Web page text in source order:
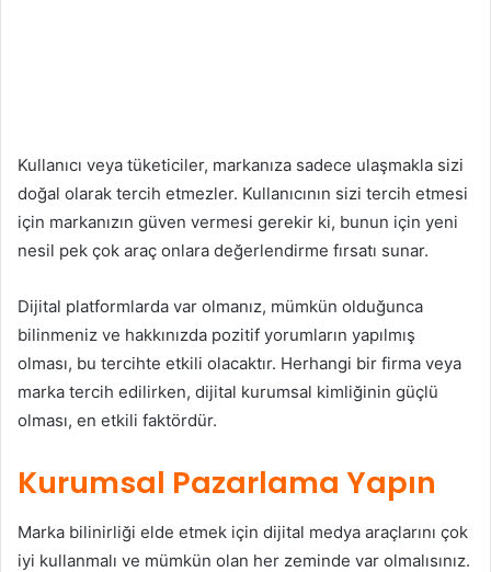
Kullanıcı veya tüketiciler, markanıza sadece ulaşmakla sizi
doğal olarak tercih etmezler. Kullanıcının sizi tercih etmesi
için markanızın güven vermesi gerekir ki, bunun için yeni
nesil pek çok araç onlara değerlendirme fırsatı sunar.
Dijital platformlarda var olmanız, mümkün olduğunca
bilinmeniz ve hakkınızda pozitif yorumların yapılmış
olması, bu tercihte etkili olacaktır. Herhangi bir firma veya
marka tercih edilirken, dijital kurumsal kimliğinin güçlü
olması, en etkili faktördür.
Kurumsal Pazarlama Yapın
Marka bilinirliği elde etmek için dijital medya araçlarını çok
iyi kullanmalı ve mümkün olan her zeminde var olmalısınız.